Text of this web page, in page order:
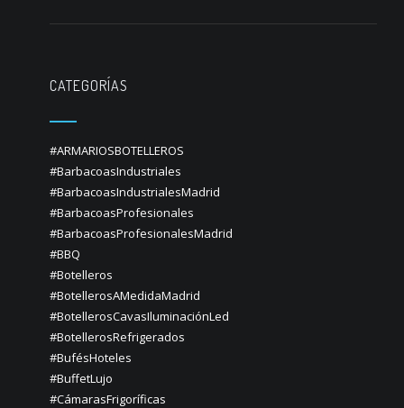
CATEGORÍAS
#ARMARIOSBOTELLEROS
#BarbacoasIndustriales
#BarbacoasIndustrialesMadrid
#BarbacoasProfesionales
#BarbacoasProfesionalesMadrid
#BBQ
#Botelleros
#BotellerosAMedidaMadrid
#BotellerosCavasIluminaciónLed
#BotellerosRefrigerados
#BufésHoteles
#BuffetLujo
#CámarasFrigoríficas